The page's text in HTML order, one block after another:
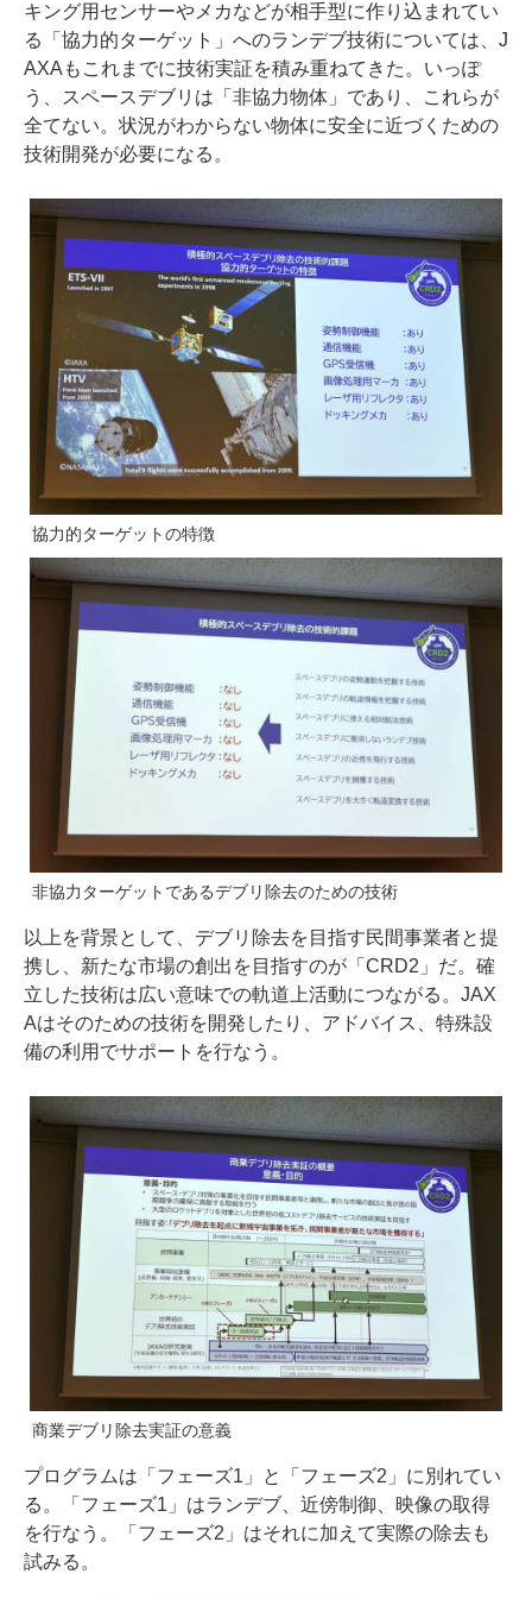
キング用センサーやメカなどが相手型に作り込まれてい
る「協力的ターゲット」へのランデブ技術については、J
AXAもこれまでに技術実証を積み重ねてきた。いっぽ
う、スペースデブリは「非協力物体」であり、これらが
全てない。状況がわからない物体に安全に近づくための
技術開発が必要になる。
協力的ターゲットの特徴
非協力ターゲットであるデブリ除去のための技術
以上を背景として、デブリ除去を目指す民間事業者と提
携し、新たな市場の創出を目指すのが「CRD2」だ。確
立した技術は広い意味での軌道上活動につながる。JAX
Aはそのための技術を開発したり、アドバイス、特殊設
備の利用でサポートを行なう。
商業デブリ除去実証の意義
プログラムは「フェーズ1」と「フェーズ2」に別れてい
る。「フェーズ1」はランデブ、近傍制御、映像の取得
を行なう。「フェーズ2」はそれに加えて実際の除去も
試みる。